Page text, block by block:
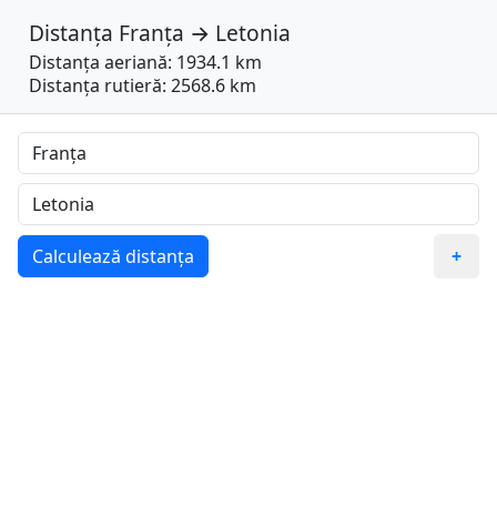
Distanța Franța → Letonia
Distanța aeriană: 1934.1 km
Distanța rutieră: 2568.6 km
Calculează distanța +